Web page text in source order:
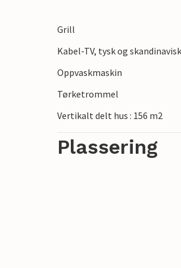
og den vakre utsikten
gir mange muligheter
kjenne den friske
Slapp av i boblebadet
Grill
Kabel-TV, tysk og skandinavisk
Oppvaskmaskin
Tørketrommel
Vertikalt delt hus : 156 m2
Plassering